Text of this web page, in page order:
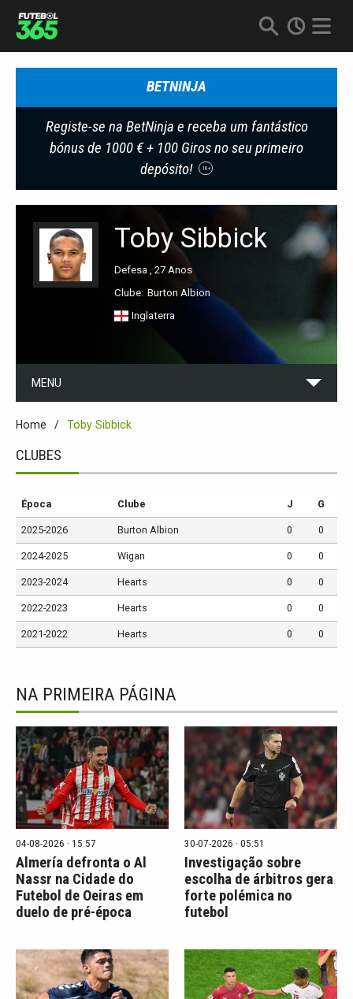
BETNINJA
Registe-se na BetNinja e receba um fantástico
bónus de 1000 € + 100 Giros no seu primeiro
depósito!
18+
Toby Sibbick
Defesa , 27 Anos
Clube: Burton Albion
Inglaterra
MENU
Home Toby Sibbick
CLUBES
Época Clube J G
2025-2026 Burton Albion 0 0
2024-2025 Wigan 0 0
2023-2024 Hearts 0 0
2022-2023 Hearts 0 0
2021-2022 Hearts 0 0
NA PRIMEIRA PÁGINA
04-08-2026 · 15:57
Almería defronta o Al
Nassr na Cidade do
Futebol de Oeiras em
duelo de pré-época
30-07-2026 · 05:51
Investigação sobre
escolha de árbitros gera
forte polémica no
futebol